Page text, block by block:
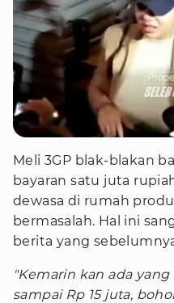
Meli 3GP blak-blakan
bayaran satu juta
dewasa di rumah
bermasalah. Hal ini
berita yang
"Kemarin kan ada
sampai Rp 15 juta,